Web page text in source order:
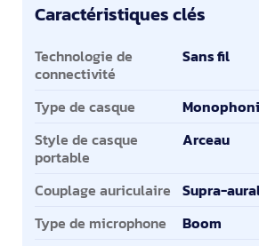
Caractéristiques clés
Caractéristiques clés
Technologie de
connectivité
Sans fil
Type de casque
Style de casque
portable
Arceau
Couplage auriculaire Supra-
Type de microphone
Boom